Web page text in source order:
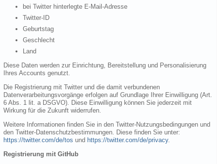
bei Twitter hinterlegte E-Mail-Adresse
Twitter-ID
Geburtstag
Geschlecht
Land
Diese Daten werden zur Einrichtung, Bereitstellung und Personalisierung
Ihres Accounts genutzt.
Die Registrierung mit Twitter und die damit verbundenen
Datenverarbeitungsvorgänge erfolgen auf Grundlage Ihrer Einwilligung (Art.
6 Abs. 1 lit. a DSGVO). Diese Einwilligung können Sie jederzeit mit
Wirkung für die Zukunft widerrufen.
Weitere Informationen finden Sie in den Twitter-Nutzungsbedingungen und
den Twitter-Datenschutzbestimmungen. Diese finden Sie unter:
https://twitter.com/de/tos und https://twitter.com/de/privacy.
Registrierung mit GitHub